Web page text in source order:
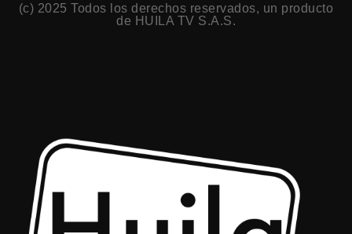
(c) 2025 Todos los derechos reservados, un producto
de HUILA TV S.A.S.